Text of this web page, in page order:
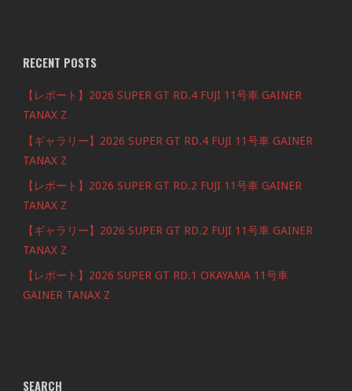
RECENT POSTS
【レポート】2026 SUPER GT RD.4 FUJI 11号車 GAINER
TANAX Z
【ギャラリー】2026 SUPER GT RD.4 FUJI 11号車 GAINER
TANAX Z
【レポート】2026 SUPER GT RD.2 FUJI 11号車 GAINER
TANAX Z
【ギャラリー】2026 SUPER GT RD.2 FUJI 11号車 GAINER
TANAX Z
【レポート】2026 SUPER GT RD.1 OKAYAMA 11号車
GAINER TANAX Z
SEARCH